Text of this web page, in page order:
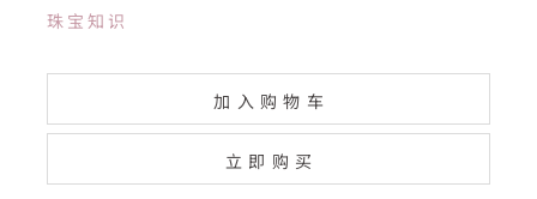
珠宝知识
加入购物车
立即购买